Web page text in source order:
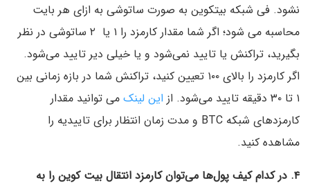
نشود. فی شبکه بیتکوین به صورت ساتوشی به ازای هر بایت
محاسبه می شود؛ اگر شما مقدار کارمزد را ۱ یا ۲ ساتوشی در نظر
بگیرید، تراکنش یا تایید نمی‌شود و یا خیلی دیر تایید می‌شود.
اگر کارمزد را بالای ۱۰۰ تعیین کنید، تراکنش شما در بازه زمانی بین
۱ تا ۳۰ دقیقه تایید می‌شود. از
این لینک می توانید مقدار
کارمزدهای شبکه BTC‌ و مدت زمان انتظار برای تاییدیه را
مشاهده کنید.
۴. در کدام کیف پول‌ها می‌توان کارمزد انتقال بیت کوین را به